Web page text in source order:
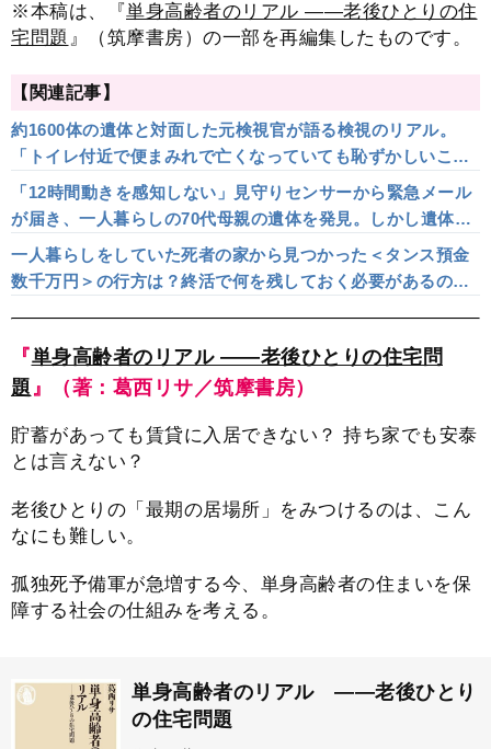
※本稿は、『単身高齢者のリアル ――老後ひとりの住
宅問題 』（筑摩書房）の一部を再編集したものです。
【関連記事】
約1600体の遺体と対面した元検視官が語る検視のリアル。
「トイレ付近で便まみれで亡くなっていても恥ずかしいこと
ではない。むしろ問題なのは、発見した家族が…」
「12時間動きを感知しない」見守りセンサーから緊急メール
が届き、一人暮らしの70代母親の遺体を発見。しかし遺体の
状況とセンサーの整合性がとれず…
一人暮らしをしていた死者の家から見つかった＜タンス預金
数千万円＞の行方は？終活で何を残しておく必要があるの
『単身高齢者のリアル ――老後ひとりの住宅問
題 』（著：葛西リサ／筑摩書房）
貯蓄があっても賃貸に入居できない？ 持ち家でも安泰
とは言えない？
老後ひとりの「最期の居場所」をみつけるのは、こん
なにも難しい。
孤独死予備軍が急増する今、単身高齢者の住まいを保
障する社会の仕組みを考える。
単身高齢者のリアル ――老後ひとり
の住宅問題